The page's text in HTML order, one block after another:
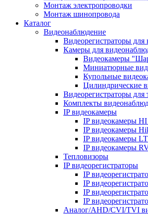
Монтаж электропроводки
Монтаж шинопровода
Каталог
Видеонаблюдение
Видеорегистраторы
Камеры для
Видеокамеры
Миниатюрные
Купольные
Цилиндрические
Видеорегистраторы для
Комплекты
IP видеокамеры
IP видеокамеры HI
IP видеокамеры
IP видеокамеры
IP видеокамеры
Тепловизоры
IP видеорегистраторы
IP
IP
IP
IP
Аналог/AHD/CVI/TVI